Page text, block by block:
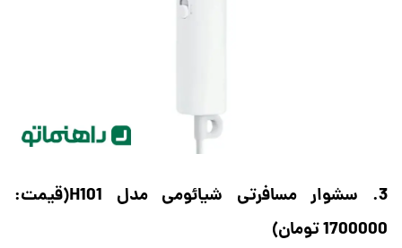
3. سشوار مسافرتی شیائومی مدل H101(قیمت:
1700000 تومان)